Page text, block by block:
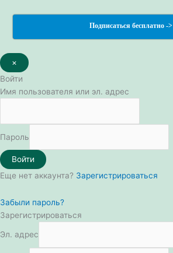
Подписаться бесплатно ->
×
Войти
Имя пользователя или эл. адрес
Пароль
Войти
Еще нет аккаунта? Зарегистрироваться
Забыли пароль?
Зарегистрироваться
Эл. адрес